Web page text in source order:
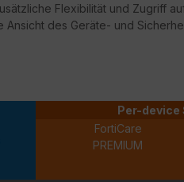
Flexibilität und Zugriff
des Geräte- und
Per-device
FortiCare
PREMIUM